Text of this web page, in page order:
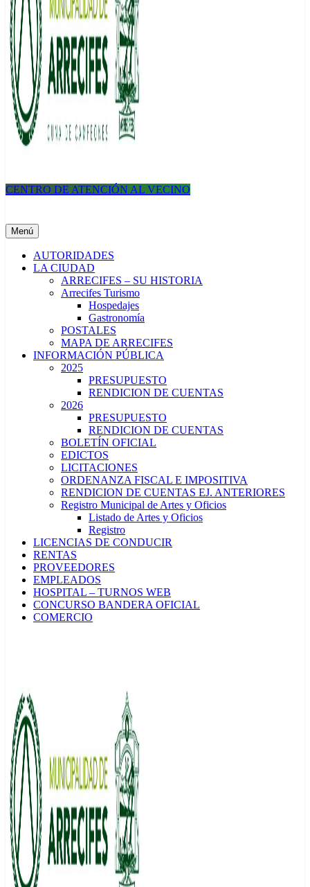
CENTRO DE ATENCIÓN AL VECINO
Menú
AUTORIDADES
LA CIUDAD
ARRECIFES – SU HISTORIA
Arrecifes Turismo
Hospedajes
Gastronomía
POSTALES
MAPA DE ARRECIFES
INFORMACIÓN PÚBLICA
2025
PRESUPUESTO
RENDICION DE CUENTAS
2026
PRESUPUESTO
RENDICION DE CUENTAS
BOLETÍN OFICIAL
EDICTOS
LICITACIONES
ORDENANZA FISCAL E IMPOSITIVA
RENDICION DE CUENTAS EJ. ANTERIORES
Registro Municipal de Artes y Oficios
Listado de Artes y Oficios
Registro
LICENCIAS DE CONDUCIR
RENTAS
PROVEEDORES
EMPLEADOS
HOSPITAL – TURNOS WEB
CONCURSO BANDERA OFICIAL
COMERCIO